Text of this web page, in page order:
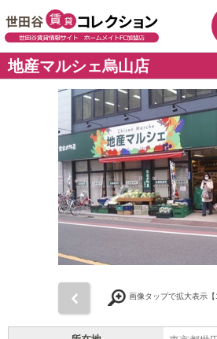
地産マルシェ烏山店
画像タップで拡大表示【